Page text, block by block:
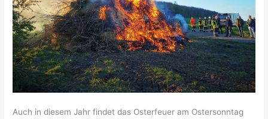
Auch in diesem Jahr findet das Osterfeuer am Ostersonntag